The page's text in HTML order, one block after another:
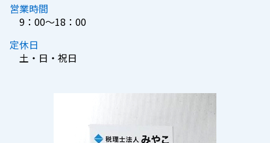
営業時間
9：00～18：00
定休日
土・日・祝日